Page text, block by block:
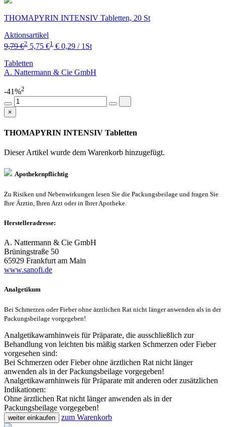
THOMAPYRIN INTENSIV Tabletten, 20 St
Aktionsartikel
9,79 €2 5,75 €1 € 0,29 / 1St
Tabletten
A. Nattermann & Cie GmbH
-41%2
×
THOMAPYRIN INTENSIV Tabletten
Dieser Artikel wurde dem Warenkorb hinzugefügt.
Apothekenpflichtig
Zu Risiken und Nebenwirkungen lesen Sie die Packungsbeilage und fragen Sie
Ihre Ärztin, Ihren Arzt oder in Ihrer Apotheke.
Herstelleradresse:
A. Nattermann & Cie GmbH
Brüningstraße 50
65929 Frankfurt am Main
www.sanofi.de
Analgetikum
Bei Schmerzen oder Fieber ohne ärztlichen Rat nicht länger anwenden als in der
Packungsbeilage vorgegeben!
Analgetikawarnhinweis für Präparate, die ausschließlich zur
Behandlung von leichten bis mäßig starken Schmerzen oder Fieber
vorgesehen sind:
Bei Schmerzen oder Fieber ohne ärztlichen Rat nicht länger
anwenden als in der Packungsbeilage vorgegeben!
Analgetikawarnhinweis für Präparate mit anderen oder zusätzlichen
Indikationen:
Ohne ärztlichen Rat nicht länger anwenden als in der
Packungsbeilage vorgegeben!
weiter einkaufen zum Warenkorb